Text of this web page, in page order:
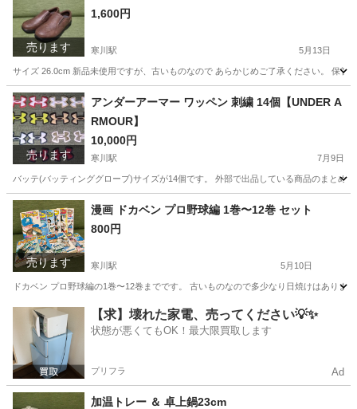
売ります
1,600円
寒川駅 5月13日
サイズ 26.0cm 新品未使用ですが、古いものなので あらかじめご了承ください。 保
神奈川 高座郡 寒川駅 シューズ
売ります
アンダーアーマー ワッペン 刺繍 14個【UNDER A
RMOUR】
10,000円
寒川駅 7月9日
バッテ(バッティンググローブ)サイズが14個です。 外部で出品している商品のまとめ
神奈川 高座郡 寒川駅
売ります
漫画 ドカベン プロ野球編 1巻〜12巻 セット
800円
寒川駅 5月10日
ドカベン プロ野球編の1巻〜12巻までです。 古いものなので多少なり日焼けはあり
神奈川 寒川駅 マンガ、コミック、アニメ ドカベン
【求】壊れた家電、売ってください💡✨
状態が悪くてもOK！最大限買取します
プリフラ Ad
加温トレー ＆ 卓上鍋23cm